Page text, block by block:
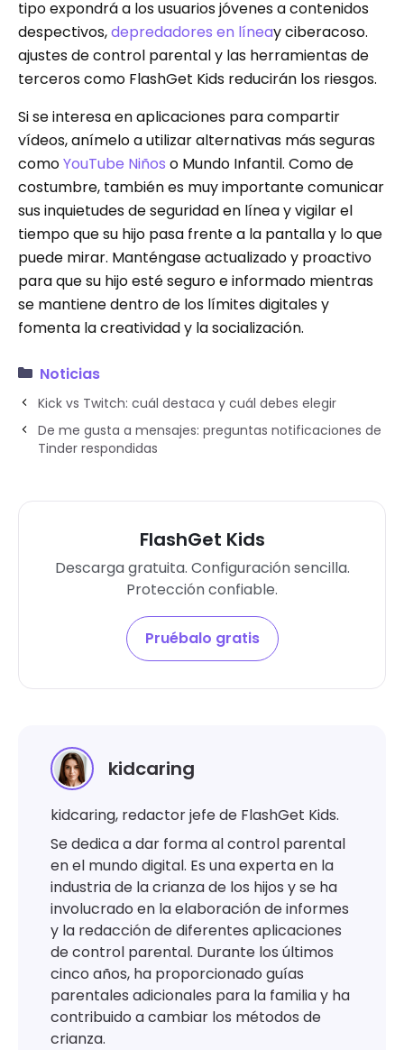
tipo expondrá a los usuarios jóvenes a contenidos
despectivos,depredadores en líneay ciberacoso.
ajustes de control parental y las herramientas de
terceros como FlashGet Kids reducirán los riesgos.
Si se interesa en aplicaciones para compartir
vídeos, anímelo a utilizar alternativas más seguras
comoYouTube Niños o Mundo Infantil. Como de
costumbre, también es muy importante comunicar
sus inquietudes de seguridad en línea y vigilar el
tiempo que su hijo pasa frente a la pantalla y lo que
puede mirar. Manténgase actualizado y proactivo
para que su hijo esté seguro e informado mientras
se mantiene dentro de los límites digitales y
fomenta la creatividad y la socialización.
Noticias
Kick vs Twitch: cuál destaca y cuál debes elegir
De me gusta a mensajes: preguntas notificaciones de
Tinder respondidas
FlashGet Kids
Descarga gratuita. Configuración sencilla.
Protección confiable.
Pruébalo gratis
kidcaring
kidcaring, redactor jefe de FlashGet Kids.
Se dedica a dar forma al control parental
en el mundo digital. Es una experta en la
industria de la crianza de los hijos y se ha
involucrado en la elaboración de informes
y la redacción de diferentes aplicaciones
de control parental. Durante los últimos
cinco años, ha proporcionado guías
parentales adicionales para la familia y ha
contribuido a cambiar los métodos de
crianza.